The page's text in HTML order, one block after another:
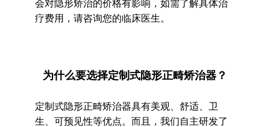
会对隐形矫治的价格有影响，如需了解具体治
疗费用，请咨询您的临床医生。
为什么要选择定制式隐形正畸矫治器？
定制式隐形正畸矫治器具有美观、舒适、卫
生、可预见性等优点。而且，我们自主研发了